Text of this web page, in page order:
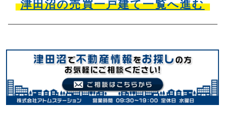
津田沼の売買一戸建て一覧へ進む